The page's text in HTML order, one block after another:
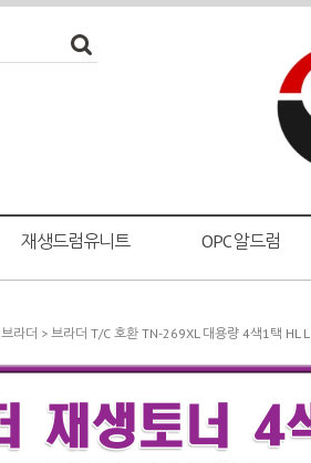
재생드럼유니트 OPC 알드럼
브라더 > 브라더 T/C 호환 TN-269XL 대용량 4색1택 HL